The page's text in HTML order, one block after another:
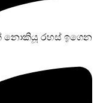
නොකියූ රහස් ඉගෙන